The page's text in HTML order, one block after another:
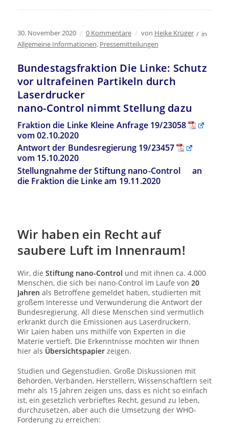
30. November 2020 / 0 Kommentare / von Heike Krüger / in
Allgemeine Informationen, Pressemitteilungen
Bundestagsfraktion Die Linke: Schutz
vor ultrafeinen Partikeln durch
Laserdrucker
nano-Control nimmt Stellung dazu
Fraktion die Linke Kleine Anfrage 19/23058
vom 02.10.2020
Antwort der Bundesregierung 19/23457
vom 15.10.2020
Stellungnahme der Stiftung nano-Control
an
die Fraktion die Linke am 19.11.2020
Wir haben ein Recht auf
saubere Luft im Innenraum!
Wir, die Stiftung nano-Control und mit ihnen ca. 4.000
Menschen, die sich bei nano-Control im Laufe von 20
Jahren als Betroffene gemeldet haben, studierten mit
großem Interesse und Verwunderung die Antwort der
Bundesregierung. All diese Menschen sind vermutlich
erkrankt durch die Emissionen aus Laserdruckern.
Wir Laien haben uns mithilfe von Experten in die
Materie vertieft. Die Erkenntnisse möchten wir Ihnen
hier als Übersichtspapierzeigen.
Studien und Gegenstudien. Große Diskussionen mit
Behörden, Verbänden, Herstellern, Wissenschaftlern seit
mehr als 15 Jahren zeigen uns, dass es nicht so einfach
ist, ein gesetzlich verbrieftes Recht, gesund zu leben,
durchzusetzen, aber auch die Umsetzung der WHO-
Forderung zu erreichen: